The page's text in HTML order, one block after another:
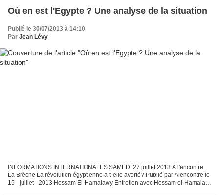
Où en est l'Egypte ? Une analyse de la situation
Publié le 30/07/2013 à 14:10
Par Jean Lévy
INFORMATIONS INTERNATIONALES SAMEDI 27 juillet 2013 A l'encontre
La Brèche La révolution égyptienne a-t-elle avorté? Publié par Alencontre le
15 - juillet - 2013 Hossam El-Hamalawy Entretien avec Hossam el-Hamalawi